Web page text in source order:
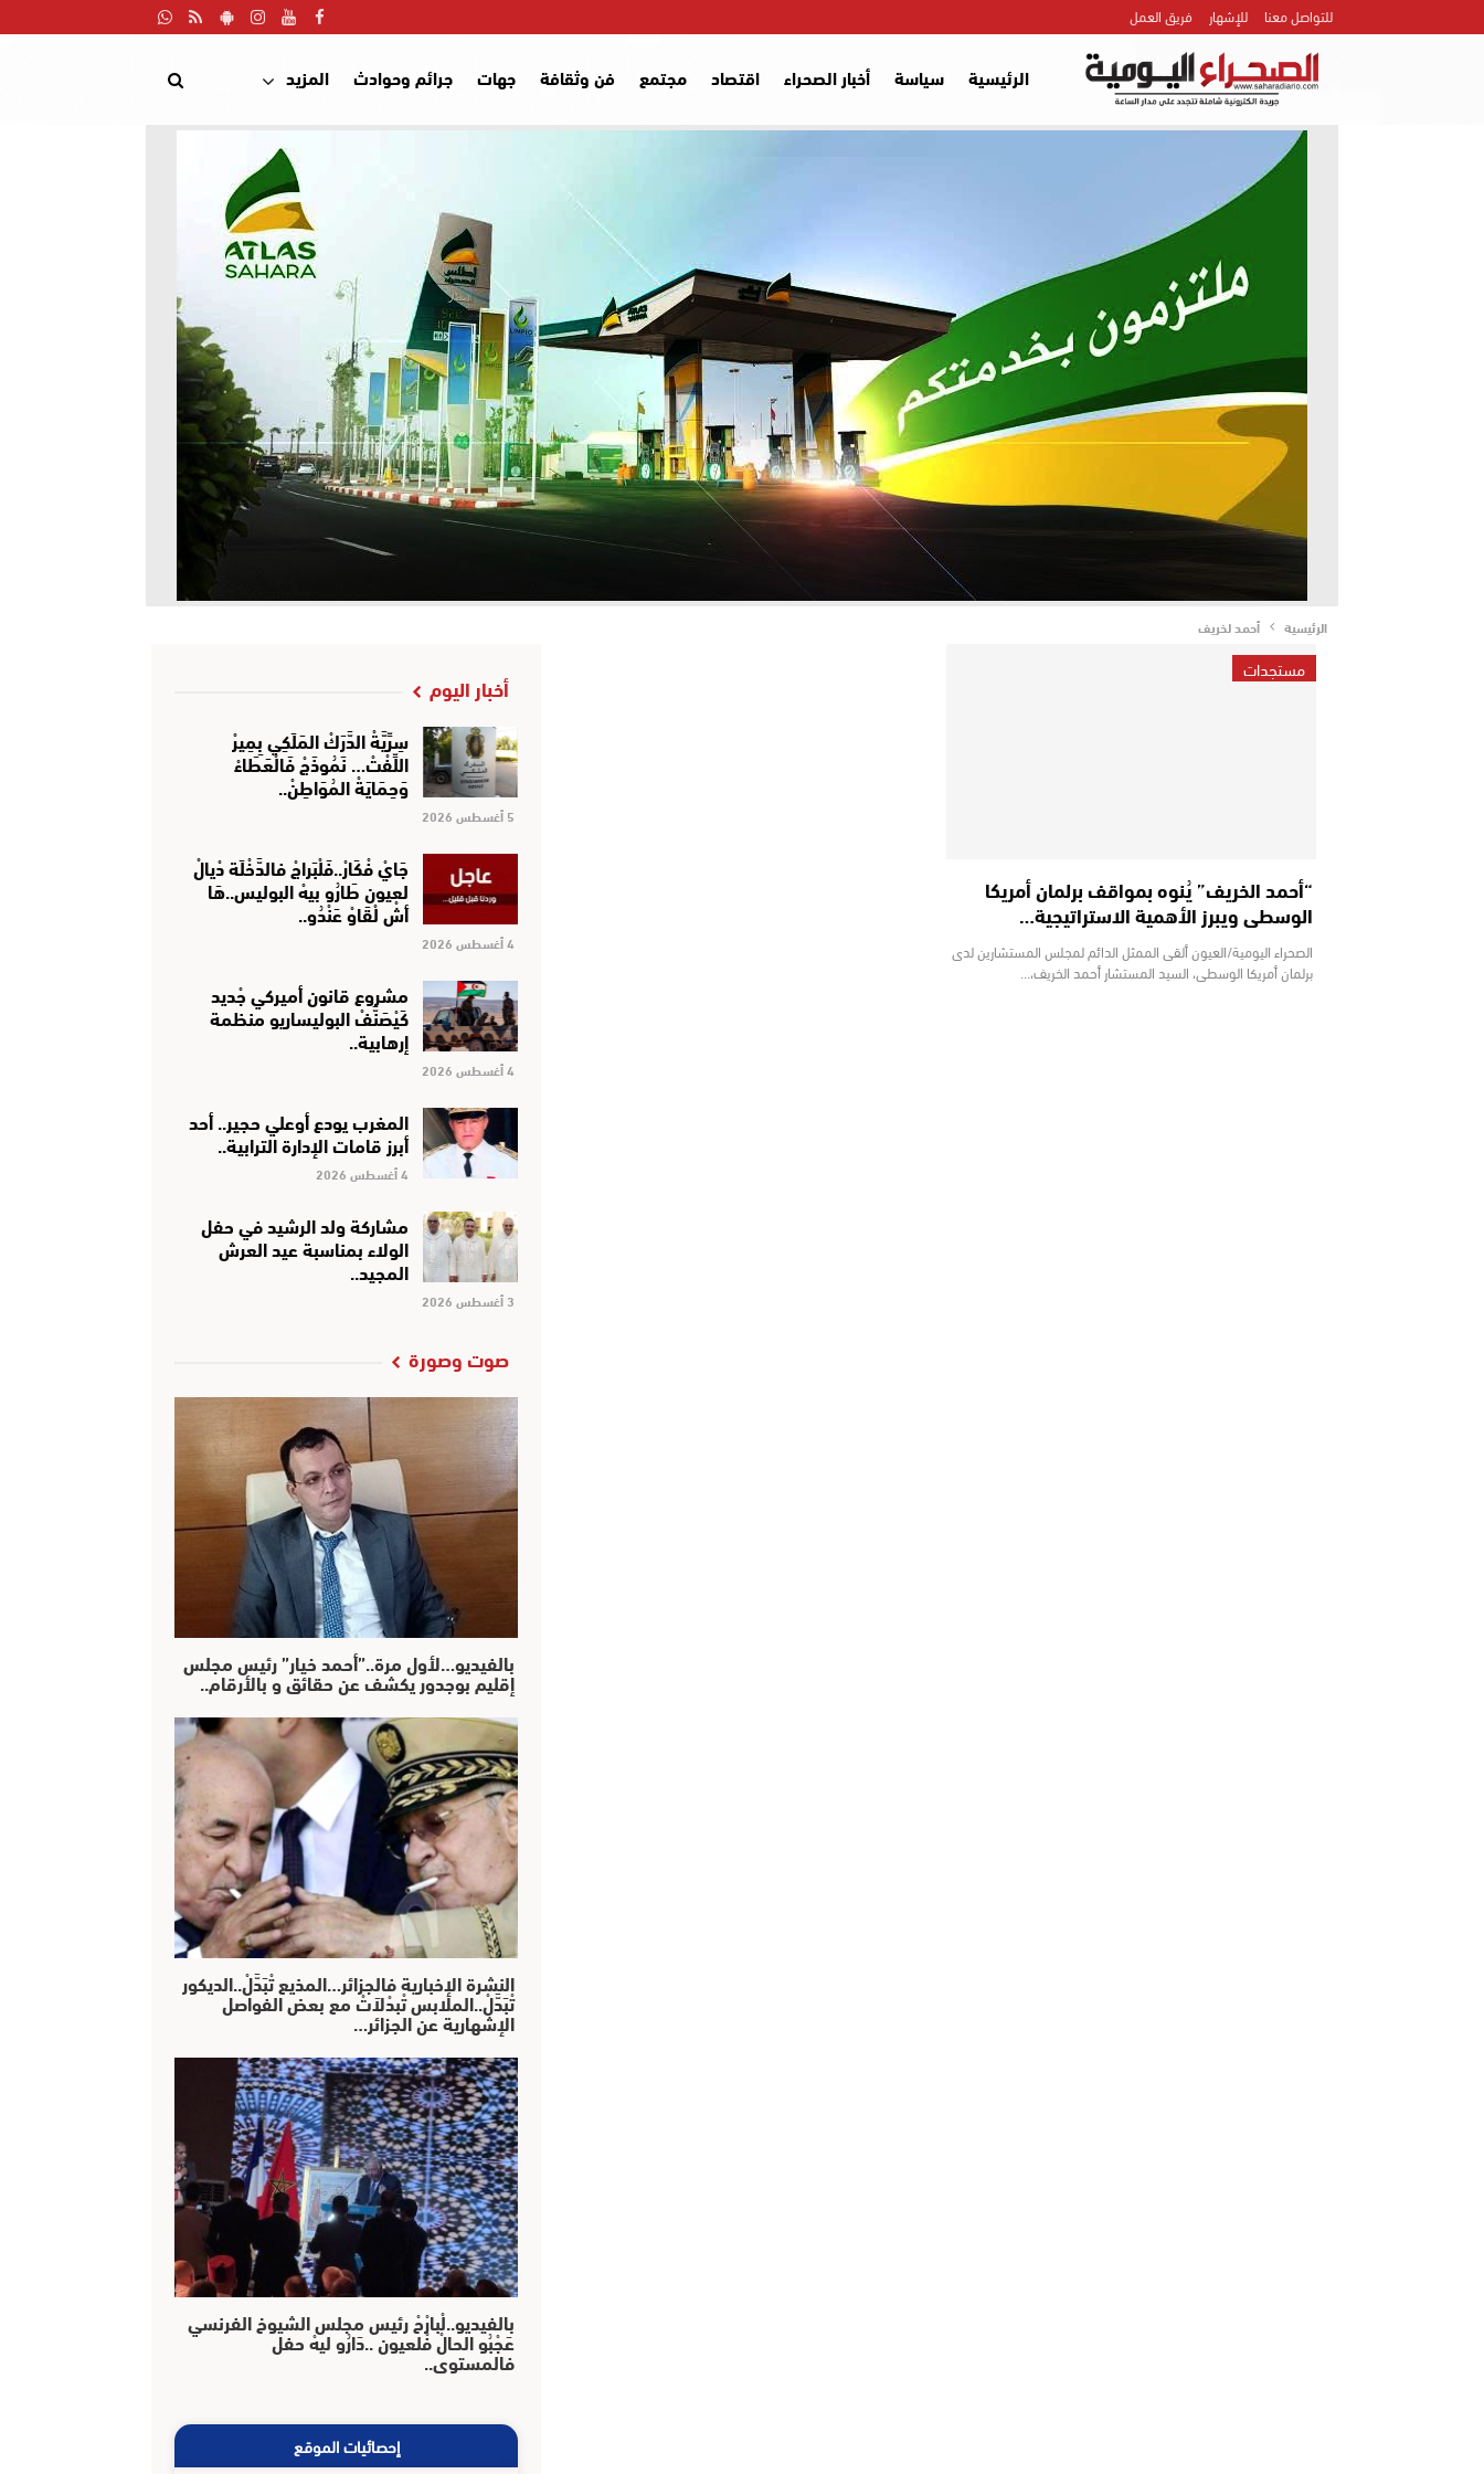
للتواصل معنا للإشهار فريق العمل
الرئيسية سياسة أخبار الصحراء اقتصاد مجتمع فن وثقافة جهات جرائم وحوادث المزيد
الرئيسية أحمد لخريف
مستجدات
“أحمد الخريف” يُنوه بمواقف برلمان أمريكا
الوسطى ويبرز الأهمية الاستراتيجية…
الصحراء اليومية/العيون ألقى الممثل الدائم لمجلس المستشارين لدى
برلمان أمريكا الوسطى، السيد المستشار أحمد الخريف،…
أخبار اليوم
سِرِّيَّةْ الدَّرَكْ المَلَكِي بِمِيرْ
اللِّفْتْ… نَمُوذَجْ فَالْعَطَاءْ
وَحِمَايَةْ المُوَاطِنْ..
5 أغسطس 2026
جَايْ فْكَارْ..فَلْبَراجْ فالدَّخْلَة دْيالْ
لعيون طَارُو بيهْ البوليس..هَا
أشْ لْقَاوْ عَنْدُو..
4 أغسطس 2026
مشروع قانون أميركي جْديد
كَيْصَنَّفْ البوليساريو منظمة
إرهابية..
4 أغسطس 2026
المغرب يودع أوعلي حجير.. أحد
أبرز قامات الإدارة الترابية..
4 أغسطس 2026
مشاركة ولد الرشيد في حفل
الولاء بمناسبة عيد العرش
المجيد..
3 أغسطس 2026
صوت وصورة
بالفيديو…لأول مرة..”أحمد خيار” رئيس مجلس
إقليم بوجدور يكشف عن حقائق و بالأرقام..
النشرة الإخبارية فالجزائر…المذيع تْبَدَّلْ..الديكور
تْبَدَّلْ..الملابس تْبدْلاَتْ مع بعض الفواصل
الإشهارية عن الجزائر…
بالفيديو..لْبارْحْ رئيس مجلس الشيوخ الفرنسي
عَجْبُو الحالْ فْلعيون ..دَارُو ليهْ حفل
فالمستوى..
إحصائيات الموقع